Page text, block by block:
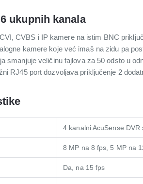
ukupnih kanala
CVBS i IP kamere na istim BNC
kamere koje već imaš na zidu pa
smanjuje veličinu fajlova za 50 odsto u
RJ45 port dozvoljava priključenje 2
4 kanalni AcuSense
8 MP na 8 fps, 5 MP na
Da, na 15 fps